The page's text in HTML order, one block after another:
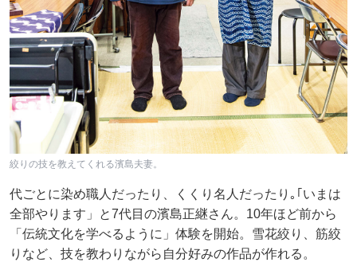
絞りの技を教えてくれる濱島夫妻。
代ごとに染め職人だったり、くくり名人だったり｡｢いまは
全部やります」と7代目の濱島正継さん。10年ほど前から
「伝統文化を学べるように」体験を開始。雪花絞り、筋絞
りなど、技を教わりながら自分好みの作品が作れる。